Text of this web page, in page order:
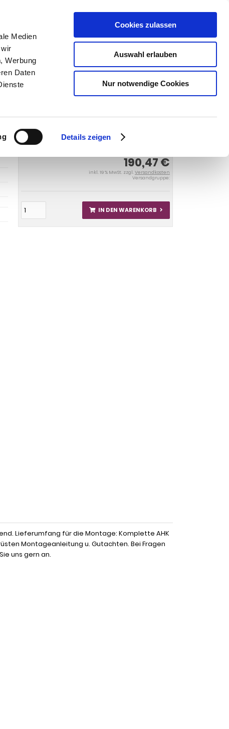
Medien
Werbung
Daten
Details zeigen
Cookies zulassen
Auswahl erlauben
Nur notwendige Cookies
SUCHEN
Warenkorb 0 Artikel
Anhängerkupplung für Alfa Romeo-159
Baureihe 2006- starr
190,47 €
inkl. 19 % MwSt. zzgl. Versandkosten
Versandgruppe:
IN DEN WARENKORB
Lieferumfang für die Montage: Komplette AHK
Montageanleitung u. Gutachten. Bei Fragen
uns gern an.